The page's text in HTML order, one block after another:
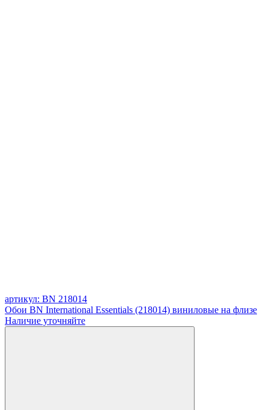
артикул: BN 218014
Обои BN International Essentials (218014) виниловые на флизе
Наличие уточняйте